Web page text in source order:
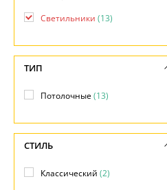
Отзывы
Дизайнерам
Бренды
Контакты
Светильники (13)
ТИП
Потолочные(13)
СТИЛЬ
Классический (2)